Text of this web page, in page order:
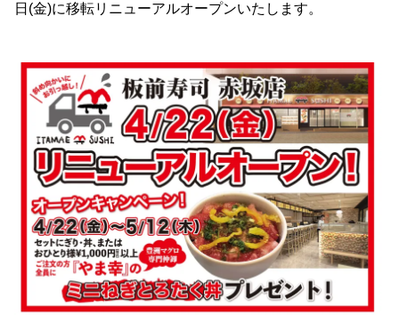
日(金)に移転リニューアルオープンいたします。